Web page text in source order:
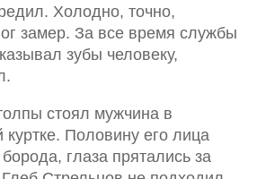
Холодно, точно,
замер. За все время службы
зубы человеку,
стоял мужчина в
куртке. Половину его лица
глаза прятались за